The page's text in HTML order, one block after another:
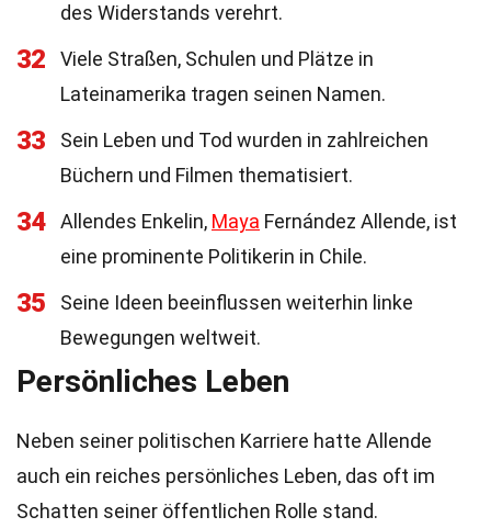
des Widerstands verehrt.
32
Viele Straßen, Schulen und Plätze in
Lateinamerika tragen seinen Namen.
33
Sein Leben und Tod wurden in zahlreichen
Büchern und Filmen thematisiert.
34 Allendes Enkelin, Maya Fernández Allende, ist
eine prominente Politikerin in Chile.
35
Seine Ideen beeinflussen weiterhin linke
Bewegungen weltweit.
Persönliches Leben
Neben seiner politischen Karriere hatte Allende
auch ein reiches persönliches Leben, das oft im
Schatten seiner öffentlichen Rolle stand.